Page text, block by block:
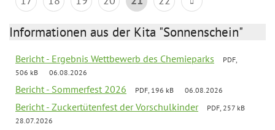
Informationen aus der Kita "Sonnenschein"
Bericht - Ergebnis Wettbewerb des Chemieparks
PDF,
506 kB
06.08.2026
Bericht - Sommerfest 2026 PDF, 196 kB 06.08.2026
Bericht - Zuckertütenfest der Vorschulkinder
PDF, 257 kB
28.07.2026